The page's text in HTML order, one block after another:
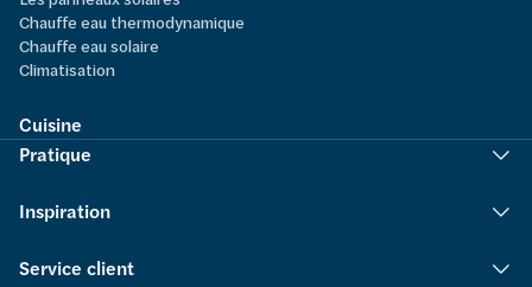
Chauffe eau thermodynamique
Chauffe eau solaire
Climatisation
Cuisine
Pratique
Inspiration
Service client